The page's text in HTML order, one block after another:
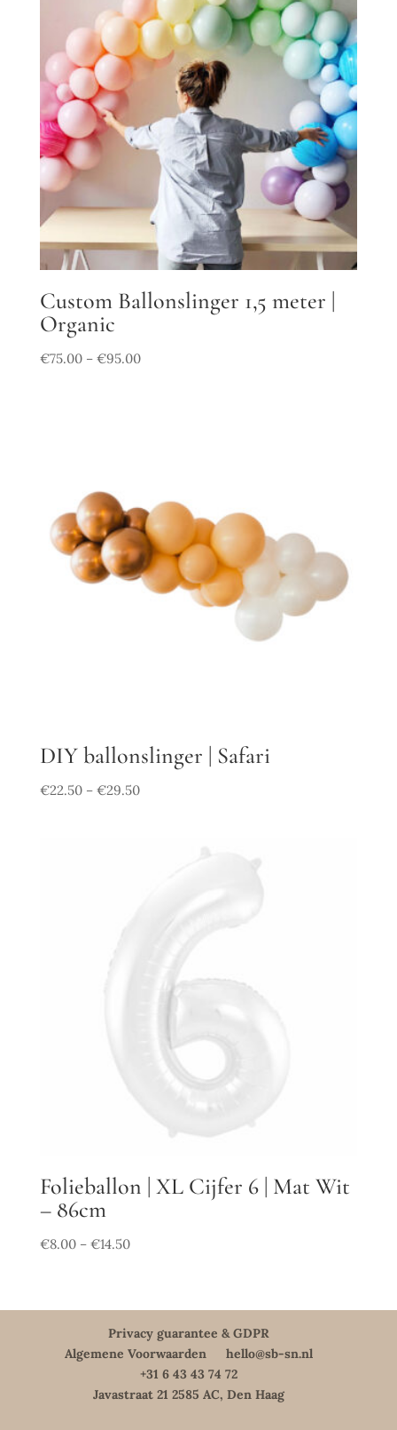
Custom Ballonslinger 1,5 meter |
Organic
€75.00– €95.00
DIY ballonslinger | Safari
€22.50– €29.50
Folieballon | XL Cijfer 6 | Mat Wit
– 86cm
€8.00– €14.50
Privacy guarantee & GDPR
Algemene Voorwaarden
hello@sb-sn.nl
+31 6 43 43 74 72
Javastraat 21 2585 AC, Den Haag